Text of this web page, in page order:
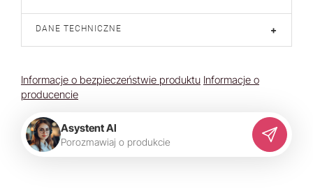
DANE TECHNICZNE +
Informacje o bezpieczeństwie produktu Informacje o
producencie
Asystent AI
Porozmawiaj o produkcie